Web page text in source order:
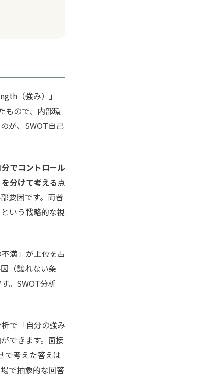
（強み）」
もので、内部環
が、SWOT自己
分でコントロール
分けて考える点
要因です。両者
いう戦略的な視
満」が上位を占
（譲れない条
。SWOT分析
で「自分の強み
できます。面接
で考えた答えは
で抽象的な回答